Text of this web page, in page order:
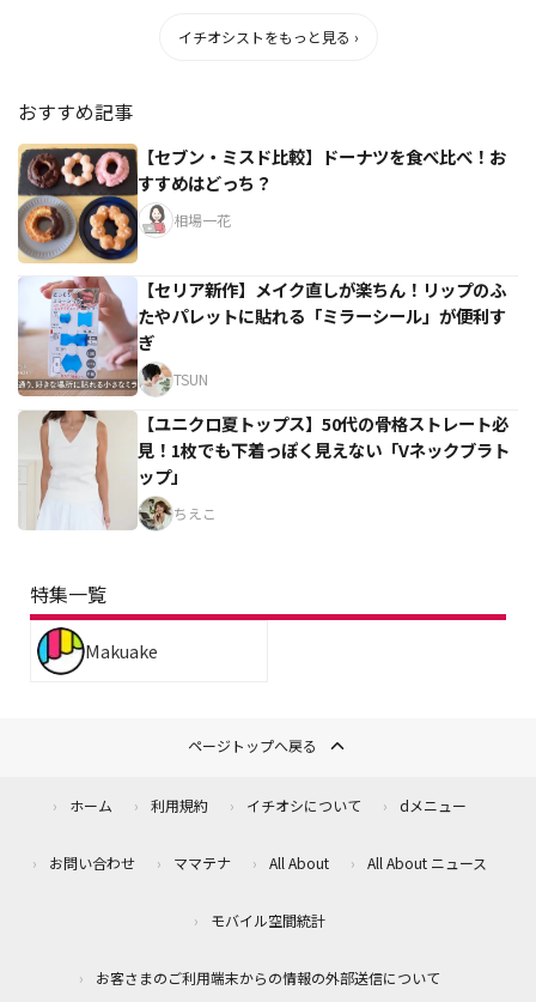
イチオシストをもっと見る ›
おすすめ記事
【セブン・ミスド比較】ドーナツを食べ比べ！お
すすめはどっち？
相場一花
【セリア新作】メイク直しが楽ちん！リップのふ
たやパレットに貼れる「ミラーシール」が便利す
ぎ
TSUN
【ユニクロ夏トップス】50代の骨格ストレート必
見！1枚でも下着っぽく見えない「Vネックブラト
ップ」
ちえこ
特集一覧
Makuake
ページトップへ戻る
ホーム 利用規約 イチオシについて dメニュー
お問い合わせ ママテナ All About All About ニュース
モバイル空間統計
お客さまのご利用端末からの情報の外部送信について